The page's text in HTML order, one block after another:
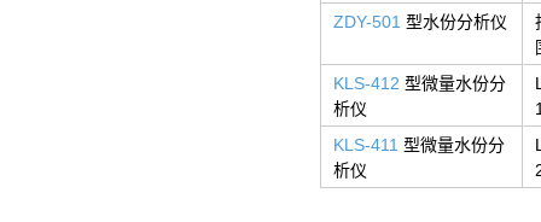
ZDY-501 型水份分析仪
KLS-412 型微量水份分
析仪
KLS-411 型微量水份分
析仪